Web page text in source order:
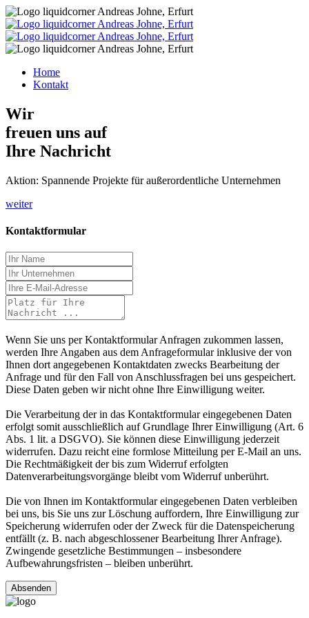
Home
Kontakt
Wir
freuen uns auf
Ihre Nachricht
Aktion: Spannende Projekte für außerordentliche Unternehmen
weiter
Kontaktformular
Wenn Sie uns per Kontaktformular Anfragen zukommen lassen,
werden Ihre Angaben aus dem Anfrageformular inklusive der von
Ihnen dort angegebenen Kontaktdaten zwecks Bearbeitung der
Anfrage und für den Fall von Anschlussfragen bei uns gespeichert.
Diese Daten geben wir nicht ohne Ihre Einwilligung weiter.
Die Verarbeitung der in das Kontaktformular eingegebenen Daten
erfolgt somit ausschließlich auf Grundlage Ihrer Einwilligung (Art. 6
Abs. 1 lit. a DSGVO). Sie können diese Einwilligung jederzeit
widerrufen. Dazu reicht eine formlose Mitteilung per E-Mail an uns.
Die Rechtmäßigkeit der bis zum Widerruf erfolgten
Datenverarbeitungsvorgänge bleibt vom Widerruf unberührt.
Die von Ihnen im Kontaktformular eingegebenen Daten verbleiben
bei uns, bis Sie uns zur Löschung auffordern, Ihre Einwilligung zur
Speicherung widerrufen oder der Zweck für die Datenspeicherung
entfällt (z. B. nach abgeschlossener Bearbeitung Ihrer Anfrage).
Zwingende gesetzliche Bestimmungen – insbesondere
Aufbewahrungsfristen – bleiben unberührt.
Absenden